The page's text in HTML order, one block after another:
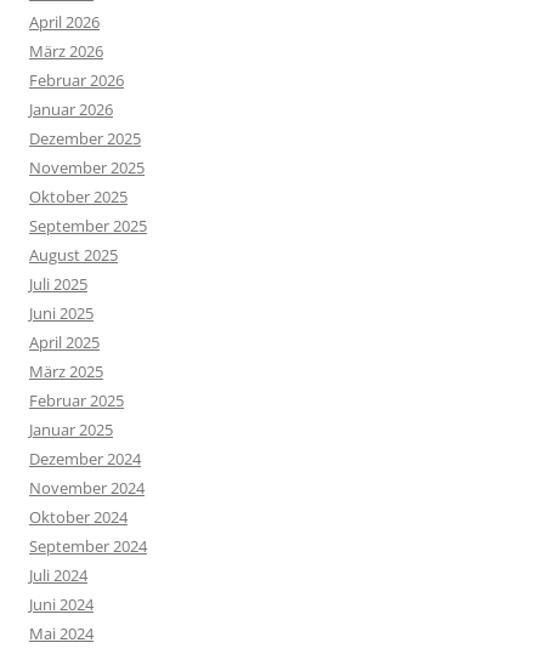
April 2026
März 2026
Februar 2026
Januar 2026
Dezember 2025
November 2025
Oktober 2025
September 2025
August 2025
Juli 2025
Juni 2025
April 2025
März 2025
Februar 2025
Januar 2025
Dezember 2024
November 2024
Oktober 2024
September 2024
Juli 2024
Juni 2024
Mai 2024